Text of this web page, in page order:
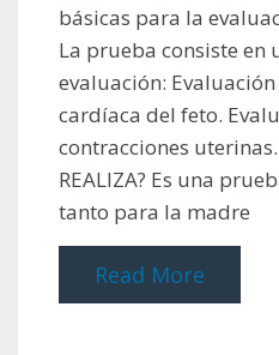
básicas para la
La prueba consiste en
evaluación:
cardíaca del feto.
contracciones
REALIZA? Es una
tanto para la madre
Read More